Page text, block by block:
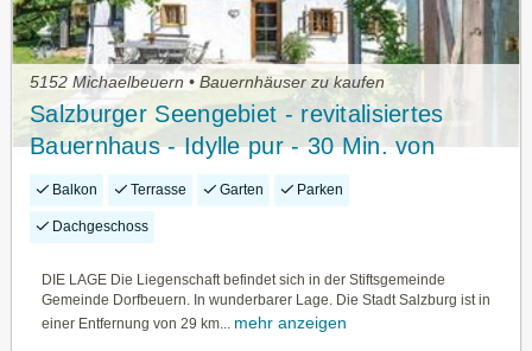
5152 Michaelbeuern • Bauernhäuser zu kaufen
Salzburger Seengebiet - revitalisiertes
Bauernhaus - Idylle pur - 30 Min. von
Salzburg
Balkon Terrasse Garten Parken
Dachgeschoss
DIE LAGE Die Liegenschaft befindet sich in der Stiftsgemeinde
Gemeinde Dorfbeuern. In wunderbarer Lage. Die Stadt Salzburg ist in
einer Entfernung von 29 km... mehr anzeigen